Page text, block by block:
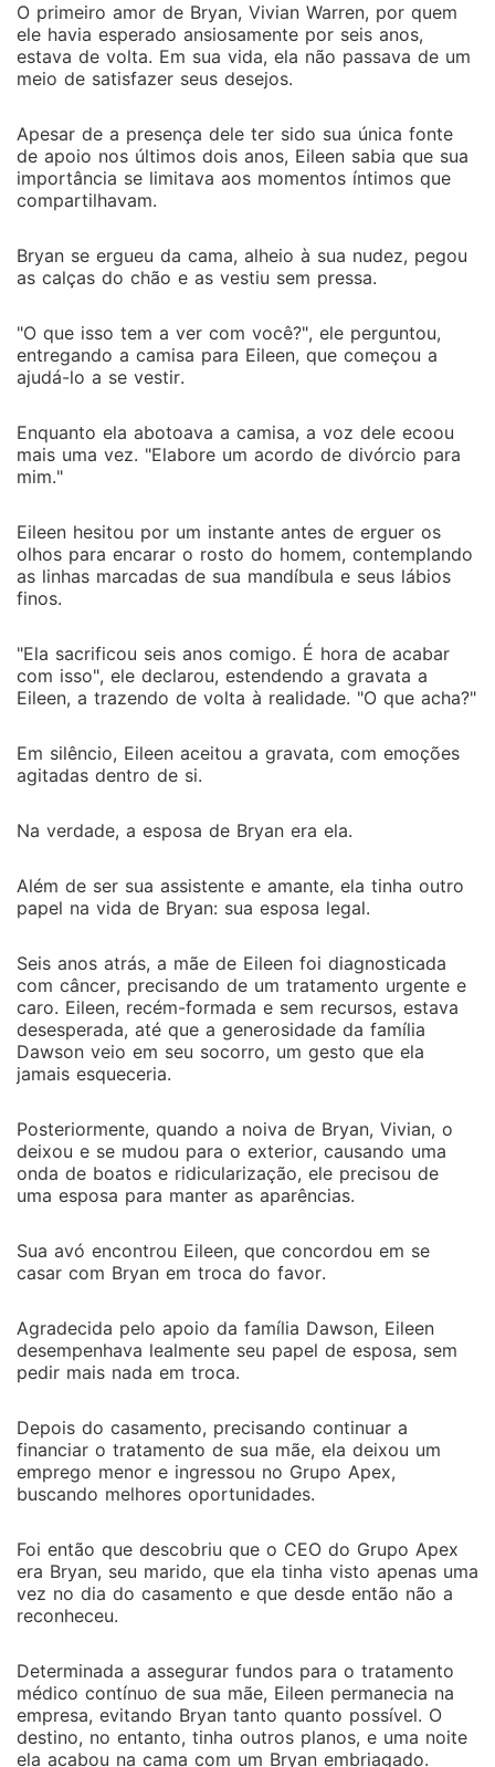
O primeiro amor de Bryan, Vivian Warren, por quem
ele havia esperado ansiosamente por seis anos,
estava de volta. Em sua vida, ela não passava de um
meio de satisfazer seus desejos.
Apesar de a presença dele ter sido sua única fonte
de apoio nos últimos dois anos, Eileen sabia que sua
importância se limitava aos momentos íntimos que
compartilhavam.
Bryan se ergueu da cama, alheio à sua nudez, pegou
as calças do chão e as vestiu sem pressa.
"O que isso tem a ver com você?", ele perguntou,
entregando a camisa para Eileen, que começou a
ajudá-lo a se vestir.
Enquanto ela abotoava a camisa, a voz dele ecoou
mais uma vez. "Elabore um acordo de divórcio para
mim."
Eileen hesitou por um instante antes de erguer os
olhos para encarar o rosto do homem, contemplando
as linhas marcadas de sua mandíbula e seus lábios
finos.
"Ela sacrificou seis anos comigo. É hora de acabar
com isso", ele declarou, estendendo a gravata a
Eileen, a trazendo de volta à realidade. "O que acha?"
Em silêncio, Eileen aceitou a gravata, com emoções
agitadas dentro de si.
Na verdade, a esposa de Bryan era ela.
Além de ser sua assistente e amante, ela tinha outro
papel na vida de Bryan: sua esposa legal.
Seis anos atrás, a mãe de Eileen foi diagnosticada
com câncer, precisando de um tratamento urgente e
caro. Eileen, recém-formada e sem recursos, estava
desesperada, até que a generosidade da família
Dawson veio em seu socorro, um gesto que ela
jamais esqueceria.
Posteriormente, quando a noiva de Bryan, Vivian, o
deixou e se mudou para o exterior, causando uma
onda de boatos e ridicularização, ele precisou de
uma esposa para manter as aparências.
Sua avó encontrou Eileen, que concordou em se
casar com Bryan em troca do favor.
Agradecida pelo apoio da família Dawson, Eileen
desempenhava lealmente seu papel de esposa, sem
pedir mais nada em troca.
Depois do casamento, precisando continuar a
financiar o tratamento de sua mãe, ela deixou um
emprego menor e ingressou no Grupo Apex,
buscando melhores oportunidades.
Foi então que descobriu que o CEO do Grupo Apex
era Bryan, seu marido, que ela tinha visto apenas uma
vez no dia do casamento e que desde então não a
reconheceu.
Determinada a assegurar fundos para o tratamento
médico contínuo de sua mãe, Eileen permanecia na
empresa, evitando Bryan tanto quanto possível. O
destino, no entanto, tinha outros planos, e uma noite
ela acabou na cama com um Bryan embriagado.